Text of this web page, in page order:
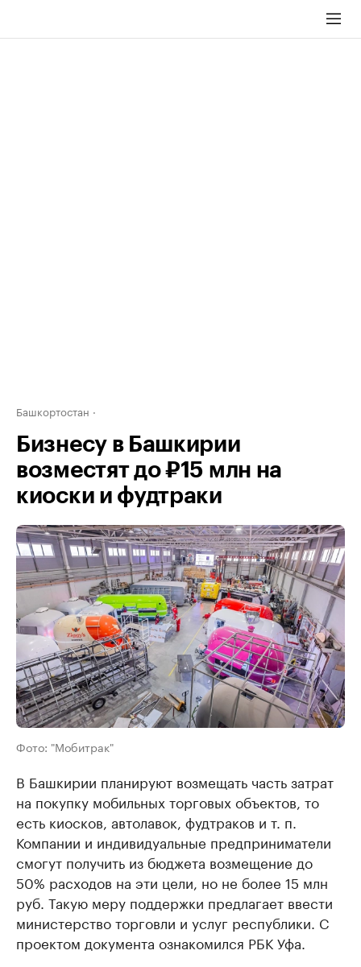
Башкортостан
Бизнесу в Башкирии
возместят до ₽15 млн на
киоски и фудтраки
Фото: "Мобитрак"
В Башкирии планируют возмещать часть затрат
на покупку мобильных торговых объектов, то
есть киосков, автолавок, фудтраков и т. п.
Компании и индивидуальные предприниматели
смогут получить из бюджета возмещение до
50% расходов на эти цели, но не более 15 млн
руб. Такую меру поддержки предлагает ввести
министерство торговли и услуг республики. С
проектом документа ознакомился РБК Уфа.